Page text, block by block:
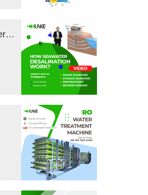
Deniz Suyu Tuzdan Arındırma Nasıl Çalışır? Yeni Teknoloji Ters Ozmoz Tesisi